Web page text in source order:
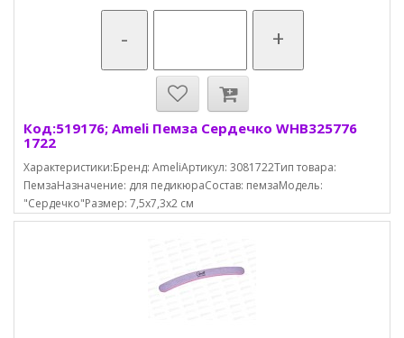
- +
Код:519176; Ameli Пемза Сердечко WHB325776
1722
Характеристики:Бренд: AmeliАртикул: 3081722Тип товара:
ПемзаНазначение: для педикюраСостав: пемзаМодель:
"Сердечко"Размер: 7,5х7,3х2 см